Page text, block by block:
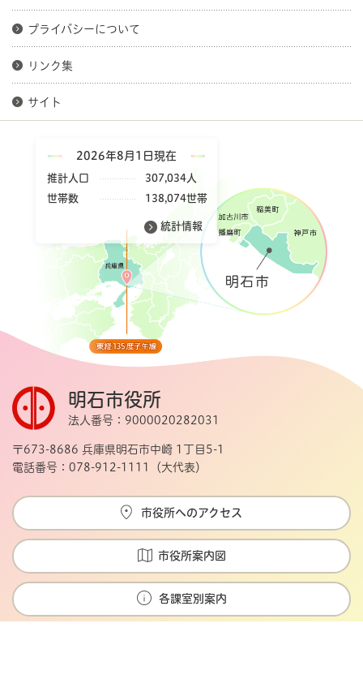
プライバシーについて
リンク集
サイト
2026年8月1日現在
推計人口
307,034人
世帯数
138,074世帯
統計情報
明石市役所
法人番号：9000020282031
〒673-8686 兵庫県明石市中崎 1丁目5-1
電話番号：078-912-1111（大代表）
市役所へのアクセス
市役所案内図
各課室別案内